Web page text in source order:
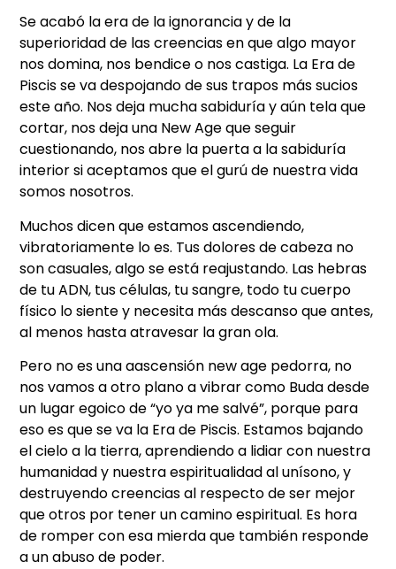
Se acabó la era de la ignorancia y de la
superioridad de las creencias en que algo mayor
nos domina, nos bendice o nos castiga. La Era de
Piscis se va despojando de sus trapos más sucios
este año. Nos deja mucha sabiduría y aún tela que
cortar, nos deja una New Age que seguir
cuestionando, nos abre la puerta a la sabiduría
interior si aceptamos que el gurú de nuestra vida
somos nosotros.
Muchos dicen que estamos ascendiendo,
vibratoriamente lo es. Tus dolores de cabeza no
son casuales, algo se está reajustando. Las hebras
de tu ADN, tus células, tu sangre, todo tu cuerpo
físico lo siente y necesita más descanso que antes,
al menos hasta atravesar la gran ola.
Pero no es una aascensión new age pedorra, no
nos vamos a otro plano a vibrar como Buda desde
un lugar egoico de “yo ya me salvé”, porque para
eso es que se va la Era de Piscis. Estamos bajando
el cielo a la tierra, aprendiendo a lidiar con nuestra
humanidad y nuestra espiritualidad al unísono, y
destruyendo creencias al respecto de ser mejor
que otros por tener un camino espiritual. Es hora
de romper con esa mierda que también responde
a un abuso de poder.